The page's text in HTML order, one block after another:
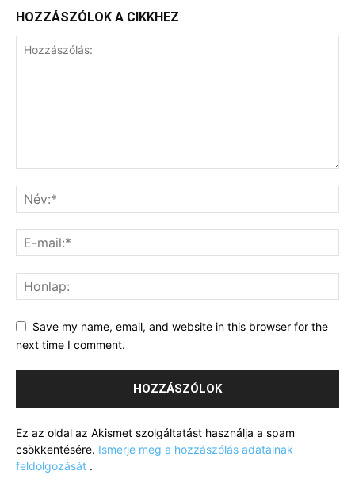
HOZZÁSZÓLOK A CIKKHEZ
Save my name, email, and website in this browser for the
next time I comment.
Ez az oldal az Akismet szolgáltatást használja a spam
csökkentésére. Ismerje meg a hozzászólás adatainak
feldolgozását .